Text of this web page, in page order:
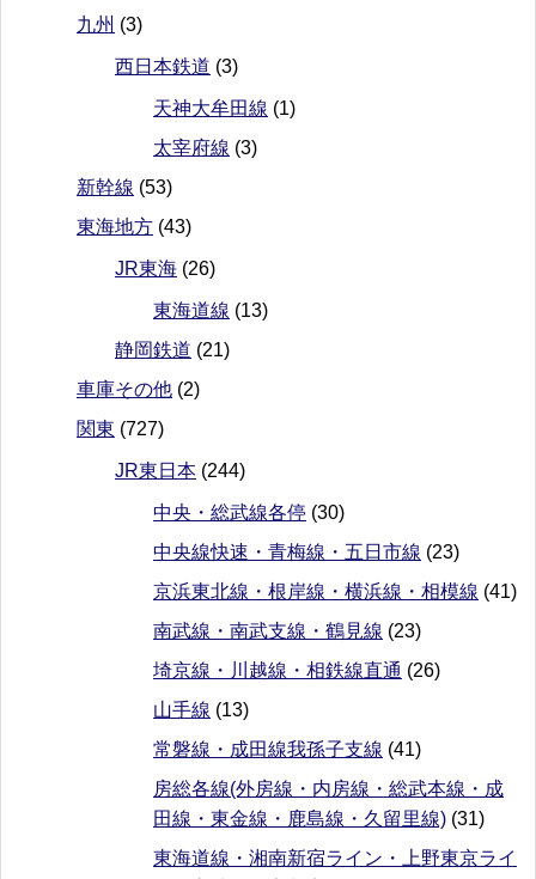
九州 (3)
西日本鉄道 (3)
天神大牟田線 (1)
太宰府線 (3)
新幹線 (53)
東海地方 (43)
JR東海 (26)
東海道線 (13)
静岡鉄道 (21)
車庫その他 (2)
関東 (727)
JR東日本 (244)
中央・総武線各停 (30)
中央線快速・青梅線・五日市線 (23)
京浜東北線・根岸線・横浜線・相模線 (41)
南武線・南武支線・鶴見線 (23)
埼京線・川越線・相鉄線直通 (26)
山手線 (13)
常磐線・成田線我孫子支線 (41)
房総各線(外房線・内房線・総武本線・成
田線・東金線・鹿島線・久留里線) (31)
東海道線・湘南新宿ライン・上野東京ライ